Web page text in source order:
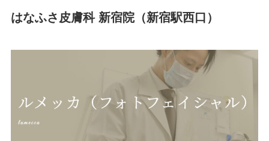
はなふさ皮膚科 新宿院（新宿駅西口）